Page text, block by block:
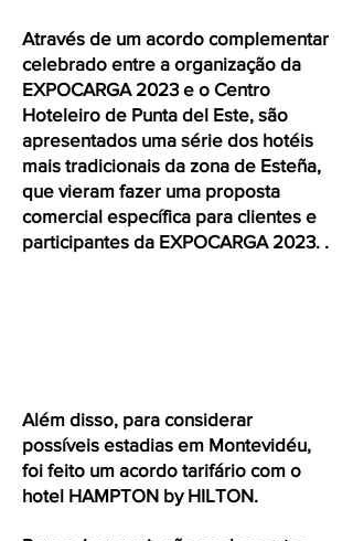
Através de um acordo complementar
celebrado entre a organização da
EXPOCARGA 2023 e o Centro
Hoteleiro de Punta del Este, são
apresentados uma série dos hotéis
mais tradicionais da zona de Esteña,
que vieram fazer uma proposta
comercial específica para clientes e
participantes da EXPOCARGA 2023. .
Além disso, para considerar
possíveis estadias em Montevidéu,
foi feito um acordo tarifário com o
hotel HAMPTON by HILTON.